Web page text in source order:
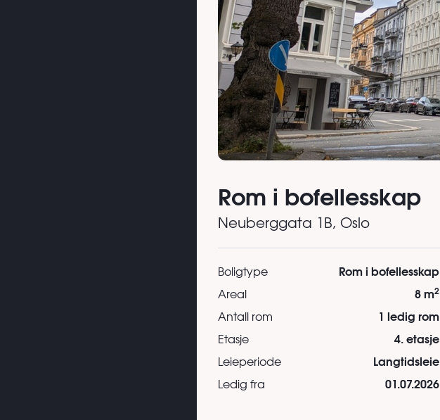
Rom i bofellesskap
Neuberggata 1B, Oslo
Boligtype Rom i bofellesskap
Areal 8 m2
Antall rom 1 ledig rom
Etasje 4. etasje
Leieperiode Langtidsleie
Ledig fra 01.07.2026